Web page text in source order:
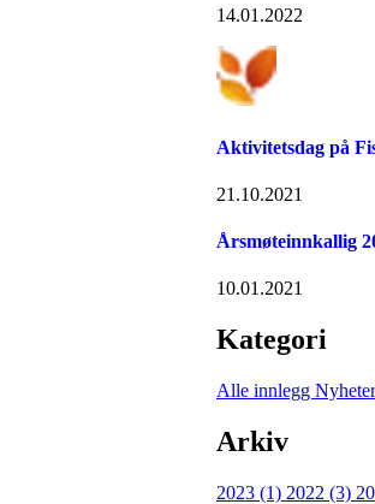
14.01.2022
Aktivitetsdag på
21.10.2021
Årsmøteinnkallig
10.01.2021
Kategori
Alle innlegg
Arkiv
2023 (1) 2022 (3)